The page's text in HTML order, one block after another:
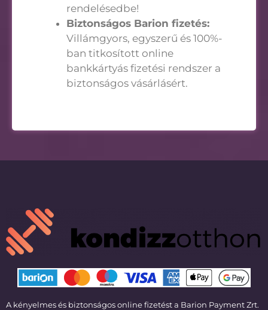
rendelésedbe!
Biztonságos Barion fizetés:
Villámgyors, egyszerű és 100%-
ban titkosított online
bankkártyás fizetési rendszer a
biztonságos vásárlásért.
A kényelmes és biztonságos online fizetést a Barion Payment Zrt.